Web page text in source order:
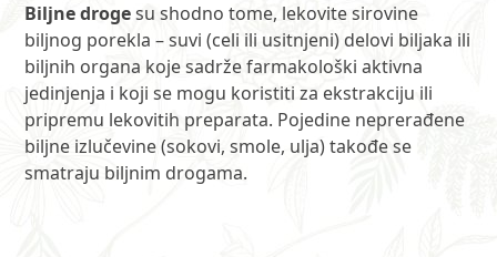
Biljne drogesu shodno tome, lekovite sirovine
biljnog porekla – suvi (celi ili usitnjeni) delovi biljaka ili
biljnih organa koje sadrže farmakološki aktivna
jedinjenja i koji se mogu koristiti za ekstrakciju ili
pripremu lekovitih preparata. Pojedine neprerađene
biljne izlučevine (sokovi, smole, ulja) takođe se
smatraju biljnim drogama.